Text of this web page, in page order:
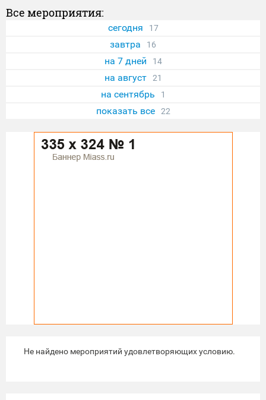
Все мероприятия:
сегодня 17
завтра 16
на 7 дней 14
на август 21
на сентябрь 1
показать все 22
Не найдено мероприятий удовлетворяющих условию.